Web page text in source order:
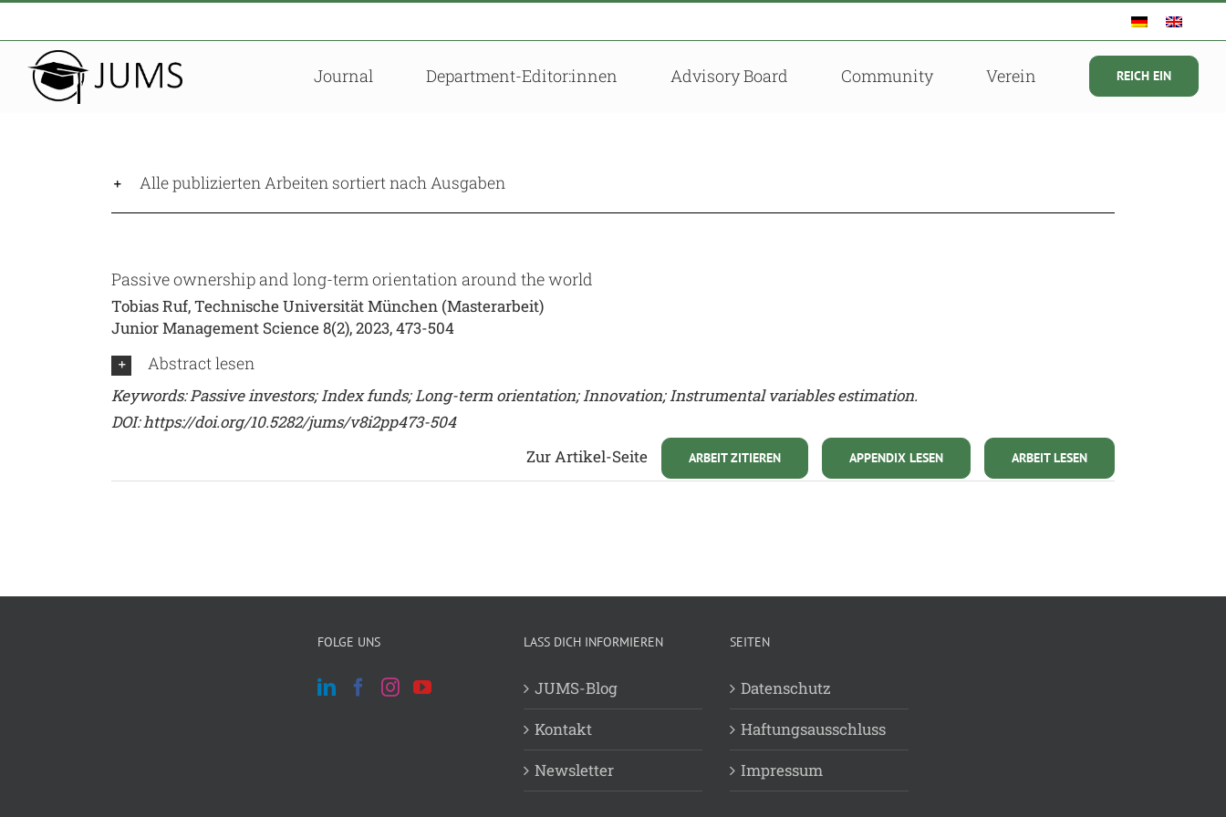
Zum
springen
Journal Department-Editor:innen Advisory Board Community Verein REICH EIN
Alle publizierten Arbeiten sortiert nach Ausgaben
Passive ownership and long-term orientation around the world
Tobias Ruf, Technische Universität München (Masterarbeit)
Junior Management Science 8(2), 2023, 473-504
Abstract lesen
Keywords: Passive investors; Index funds; Long-term orientation; Innovation; Instrumental variables estimation.
DOI:https://doi.org/10.5282/jums/v8i2pp473-504
ARBEIT LESEN
APPENDIX LESEN
ARBEIT ZITIEREN
Zur Artikel-Seite
FOLGE UNS LASS DICH INFORMIEREN
JUMS-Blog
Kontakt
Newsletter
SEITEN
Datenschutz
Haftungsausschluss
Impressum